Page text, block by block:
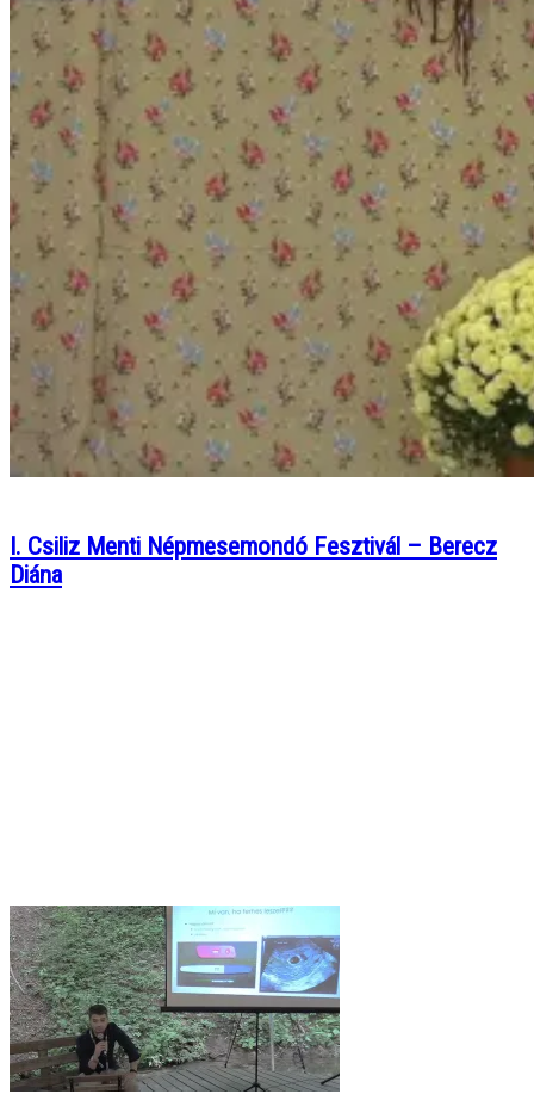
I. Csiliz Menti Népmesemondó Fesztivál – Berecz
Diána